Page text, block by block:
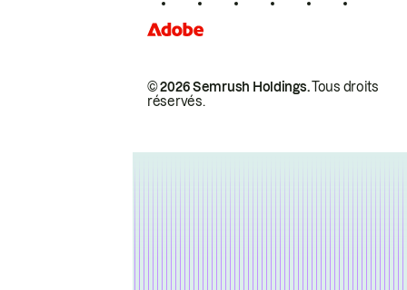
© 2026 Semrush Holdings.Tous droits
réservés.